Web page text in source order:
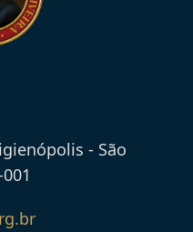
- São